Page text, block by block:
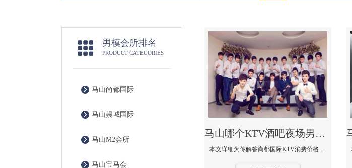
男模会所排名
PRODUCT CATEGORIES
马山尚都国际
马山嫚城国际
马山M2会所
马山宝马会
马山哪个KTV酒吧夜场男模公关型男最帅-尚都国际KTV消费价格点评
本文详细为你解答尚都国际KTV消费价格点评，更多关于哪个KTV酒吧夜场男模公关型男最帅免费咨询150 99997335微信同步